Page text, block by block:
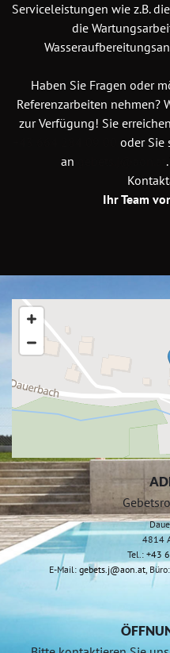
Serviceleistungen wie z.B.
die
Haben Sie Fragen oder
Referenzarbeiten nehmen?
zur Verfügung! Sie
oder Sie
an
Ihr Team
4814
Tel.: +43
E-Mail: gebets.j@aon.at, Büro: